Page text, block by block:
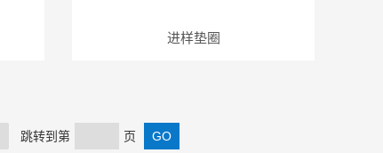
进样垫圈
跳转到第 页